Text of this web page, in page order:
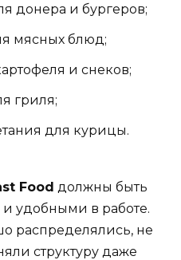
донера и бургеров;
мясных блюд;
и снеков;
гриля;
для курицы.
Food должны быть
удобными в работе.
распределялись, не
структуру даже